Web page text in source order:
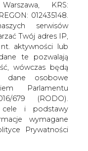
dostępnych
przetwarzamy
przy zakładaniu
Przetwarzamy
lub do których
korzystania z
Twoich
i podstawy
informacje
w Polityce
(
tym linkiem
usług mogą
kątem
&#8211;
na
sesji ich
a